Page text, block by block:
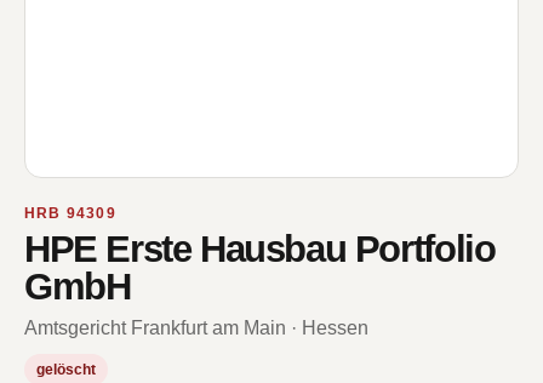
HRB 94309
HPE Erste Hausbau Portfolio
GmbH
Amtsgericht Frankfurt am Main · Hessen
gelöscht